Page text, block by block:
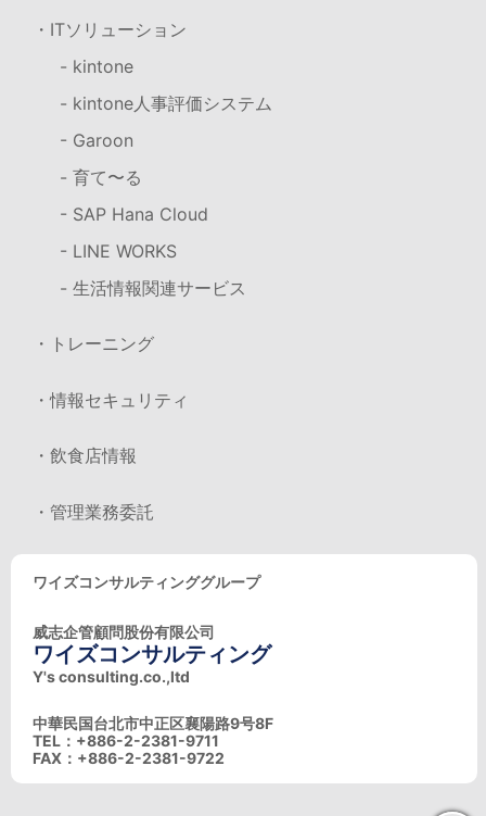
・ITソリューション
- kintone
- kintone人事評価システム
- Garoon
- 育て〜る
- SAP Hana Cloud
- LINE WORKS
- 生活情報関連サービス
・トレーニング
・情報セキュリティ
・飲食店情報
・管理業務委託
ワイズコンサルティンググループ
威志企管顧問股份有限公司
ワイズコンサルティング
Y's consulting.co.,ltd
中華民国台北市中正区襄陽路9号8F
TEL：+886-2-2381-9711
FAX：+886-2-2381-9722